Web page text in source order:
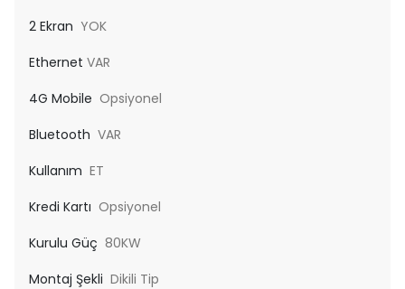
2 Ekran YOK
Ethernet VAR
4G Mobile Opsiyonel
Bluetooth VAR
Kullanım ET
Kredi Kartı Opsiyonel
Kurulu Güç 80KW
Montaj Şekli Dikili Tip